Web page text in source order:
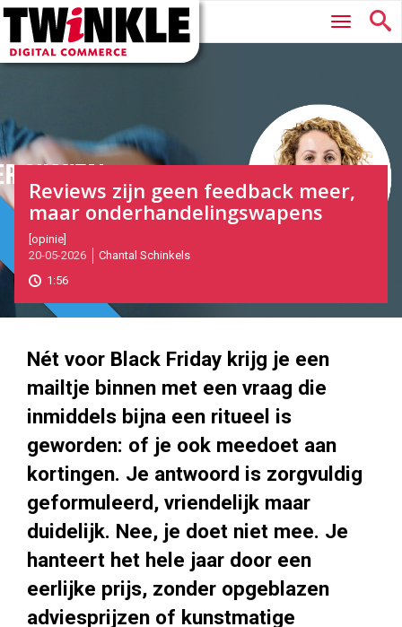
Twinkle
Digital
Commerce
Hoofdmenu
Reviews zijn geen feedback meer,
maar onderhandelingswapens
2026-
05-
20T10:51:00
2026-
05-
[opinie]
20-05-2026
Chantal Schinkels
1:56
Magazine
Magazine
Nét voor Black Friday krijg je een
mailtje binnen met een vraag die
inmiddels bijna een ritueel is
geworden: of je ook meedoet aan
kortingen. Je antwoord is zorgvuldig
geformuleerd, vriendelijk maar
duidelijk. Nee, je doet niet mee. Je
hanteert het hele jaar door een
eerlijke prijs, zonder opgeblazen
adviesprijzen of kunstmatige